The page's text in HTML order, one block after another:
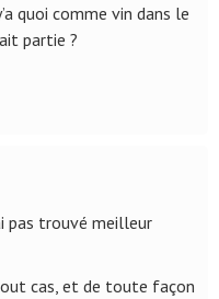
quoi comme vin dans le
partie ?
pas trouvé meilleur
cas, et de toute façon